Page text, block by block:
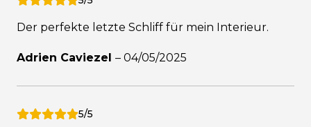
Der perfekte letzte Schliff für mein Interieur.
Adrien Caviezel – 04/05/2025
5/5